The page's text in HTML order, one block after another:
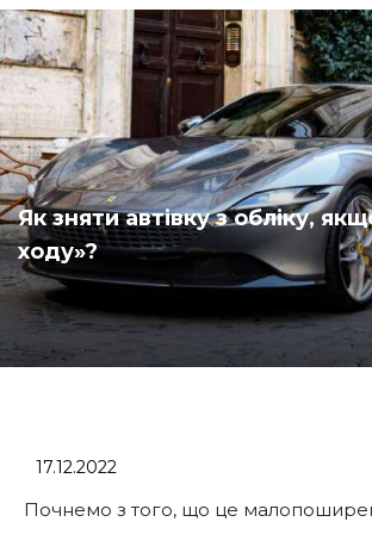
Як зняти автівку з обліку,
ходу»?
17.12.2022
Почнемо з того, що це